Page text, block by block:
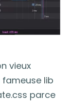
vieux
fameuse lib
parce